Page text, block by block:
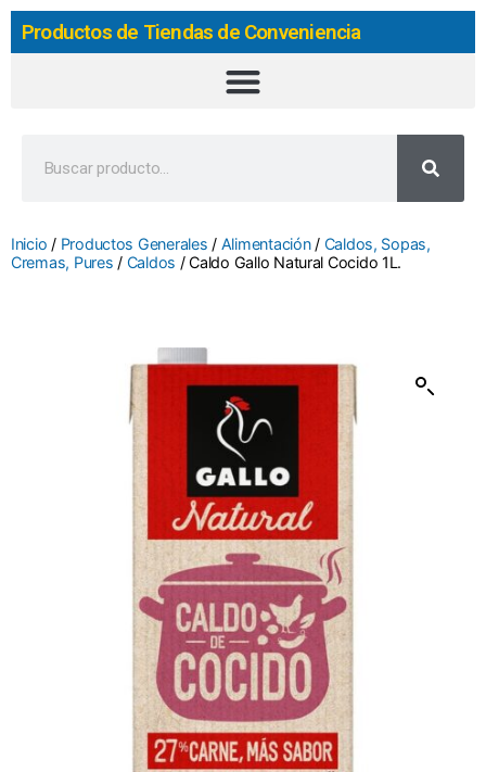
Productos de Tiendas de Conveniencia
Inicio / Productos Generales / Alimentación/ Caldos, Sopas,
Cremas, Pures / Caldos / Caldo Gallo Natural Cocido 1L.